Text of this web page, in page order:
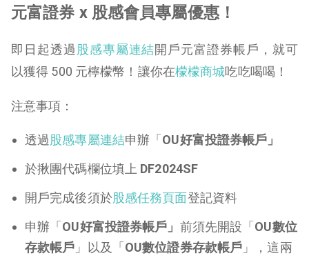
元富證券 x 股感會員專屬優惠！
即日起透過 股感專屬連結開戶元富證券帳戶，就可
以獲得 500 元檸檬幣！讓你在檬檬商城吃吃喝喝！
注意事項：
透過股感專屬連結申辦 「 OU好富投證券帳戶」
於揪團代碼欄位填上 DF2024SF
開戶完成後須於股感任務頁面登記資料
申辦「 OU好富投證券帳戶」 前須先開設「 OU數位
存款帳戶 」以及「 OU數位證券存款帳戶 」，這兩